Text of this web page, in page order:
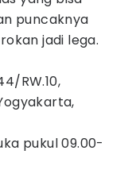
puncaknya
jadi lega.
RW.10,
pukul 09.00-